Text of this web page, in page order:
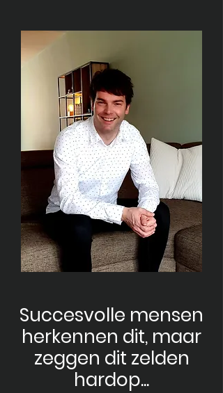
Succesvolle mensen
herkennen dit, maar
zeggen dit zelden
hardop...